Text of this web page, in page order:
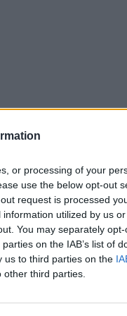
or processing of your
use the below opt-out
request is processed
utilized by us
You may separately
on the IAB’s list of
us to third parties on the
third parties.